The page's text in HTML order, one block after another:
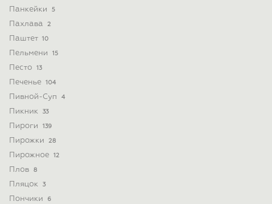
Панкейки 5
Пахлава 2
Паштет 10
Пельмени 15
Песто 13
Печенье 104
Пивной-Суп 4
Пикник 33
Пироги 139
Пирожки 28
Пирожное 12
Плов 8
Пляцок 3
Пончики 6